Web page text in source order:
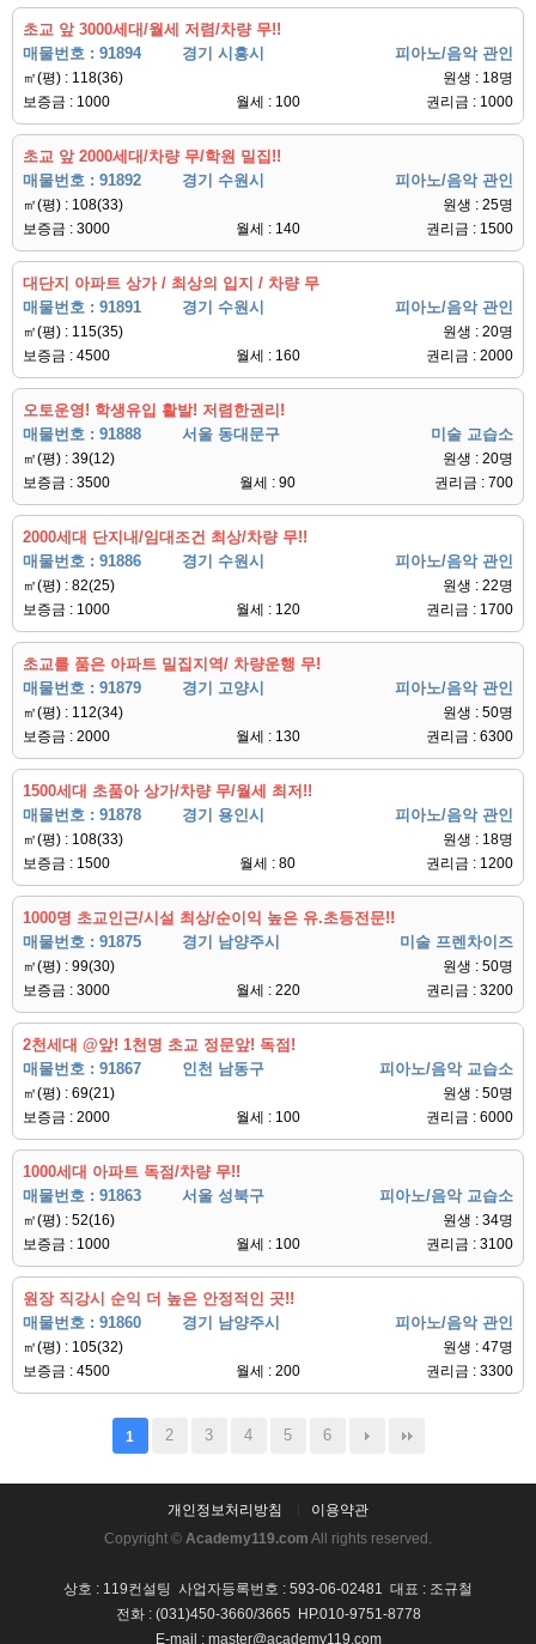
초교 앞 3000세대/월세 저렴/차량 무!!
매물번호 : 91894
경기 시흥시 피아노/음악 관인
㎡(평) : 118(36)
원생 : 18명
보증금 : 1000
월세 : 100 권리금 : 1000
초교 앞 2000세대/차량 무/학원 밀집!!
매물번호 : 91892
경기 수원시 피아노/음악 관인
㎡(평) : 108(33)
원생 : 25명
보증금 : 3000
월세 : 140 권리금 : 1500
대단지 아파트 상가 / 최상의 입지 / 차량 무
매물번호 : 91891
경기 수원시 피아노/음악 관인
㎡(평) : 115(35)
원생 : 20명
보증금 : 4500
월세 : 160 권리금 : 2000
오토운영! 학생유입 활발! 저렴한권리!
매물번호 : 91888
서울 동대문구 미술 교습소
㎡(평) : 39(12)
원생 : 20명
보증금 : 3500
월세 : 90 권리금 : 700
2000세대 단지내/임대조건 최상/차량 무!!
매물번호 : 91886
경기 수원시 피아노/음악 관인
㎡(평) : 82(25)
원생 : 22명
보증금 : 1000
월세 : 120 권리금 : 1700
초교를 품은 아파트 밀집지역/ 차량운행 무!
매물번호 : 91879
경기 고양시 피아노/음악 관인
㎡(평) : 112(34)
원생 : 50명
보증금 : 2000
월세 : 130 권리금 : 6300
1500세대 초품아 상가/차량 무/월세 최저!!
매물번호 : 91878
경기 용인시 피아노/음악 관인
㎡(평) : 108(33)
원생 : 18명
보증금 : 1500
월세 : 80 권리금 : 1200
1000명 초교인근/시설 최상/순이익 높은 유.초등전문!!
매물번호 : 91875
경기 남양주시 미술 프렌차이즈
㎡(평) : 99(30)
원생 : 50명
보증금 : 3000
월세 : 220 권리금 : 3200
2천세대 @앞! 1천명 초교 정문앞! 독점!
매물번호 : 91867
인천 남동구 피아노/음악 교습소
㎡(평) : 69(21)
원생 : 50명
보증금 : 2000
월세 : 100 권리금 : 6000
1000세대 아파트 독점/차량 무!!
매물번호 : 91863
서울 성북구 피아노/음악 교습소
㎡(평) : 52(16)
원생 : 34명
보증금 : 1000
월세 : 100 권리금 : 3100
원장 직강시 순익 더 높은 안정적인 곳!!
매물번호 : 91860
경기 남양주시 피아노/음악 관인
㎡(평) : 105(32)
원생 : 47명
보증금 : 4500
월세 : 200 권리금 : 3300
1 2 3 4 5 6
개인정보처리방침
이용약관
Copyright © Academy119.com All rights reserved.
상호 : 119컨설팅 사업자등록번호 : 593-06-02481 대표 : 조규철
전화 : (031)450-3660/3665 HP.010-9751-8778
E-mail : master@academy119.com